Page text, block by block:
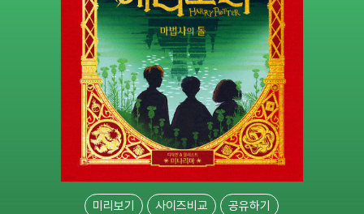
미리보기 사이즈비교 공유하기